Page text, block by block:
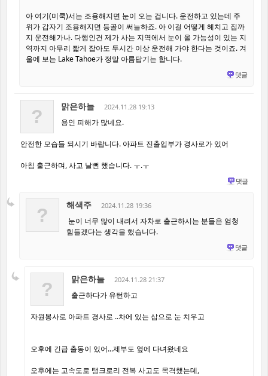
아 여기(미쿡)서는 조용해지면 눈이 오는 겁니다. 운전하고 있는데 주
위가 갑자기 조용해지면 등골이 써늘하죠. 아 이걸 어떻게 헤치고 집까
지 운전해가나. 다행인건 제가 사는 지역에서 눈이 올 가능성이 있는 지
역까지 아무리 짧게 잡아도 두시간 이상 운전해 가야 한다는 것이죠. 겨
울에 보는 Lake Tahoe가 정말 아름답기는 합니다.
댓글
? 맑은하늘 2024.11.28 19:13
용인 피해가 많네요.
안전한 모습들 되시기 바랍니다. 아파트 진출입부가 경사로가 있어
아침 출근하며, 사고 날뻔 했습니다. ㅜ.ㅜ
댓글
? 해색주 2024.11.28 19:36
눈이 너무 많이 내려서 자차로 출근하시는 분들은 엄청
힘들겠다는 생각을 했습니다.
댓글
? 맑은하늘 2024.11.28 21:37
출근하다가 유턴하고
자원봉사로 아파트 경사로 ..차에 있는 삽으로 눈 치우고
오후에 긴급 출동이 있어...제부도 옆에 다녀왔네요
오후에는 고속도로 탱크로리 전복 사고도 목격했는데,